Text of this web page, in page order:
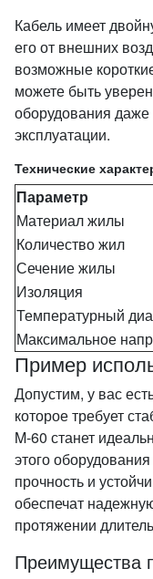
Кабель имеет
его от внешних
возможные
можете быть
оборудования
эксплуатации.
Технические
Параметр
Материал жилы
Количество жил
Сечение жилы
Изоляция
Температурный
Максимальное
Пример
Допустим, у вас
которое требует
M-60 станет
этого
прочность и
обеспечат
протяжении
Преимущества